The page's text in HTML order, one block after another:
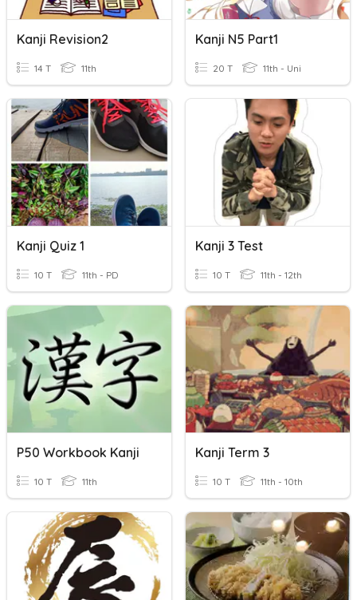
Kanji Revision2
14 T 11th
Kanji N5 Part1
20 T 11th - Uni
Kanji Quiz 1
10 T 11th - PD
Kanji 3 Test
10 T 11th - 12th
P50 Workbook Kanji
10 T 11th
Kanji Term 3
10 T 11th - 10th